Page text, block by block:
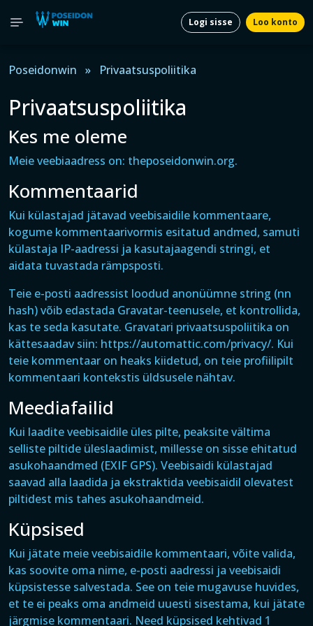
Logi sisse Loo konto
Poseidonwin » Privaatsuspoliitika
Privaatsuspoliitika
Kes me oleme
Meie veebiaadress on: theposeidonwin.org.
Kommentaarid
Kui külastajad jätavad veebisaidile kommentaare,
kogume kommentaarivormis esitatud andmed, samuti
külastaja IP-aadressi ja kasutajaagendi stringi, et
aidata tuvastada rämpsposti.
Teie e-posti aadressist loodud anonüümne string (nn
hash) võib edastada Gravatar-teenusele, et kontrollida,
kas te seda kasutate. Gravatari privaatsuspoliitika on
kättesaadav siin: https://automattic.com/privacy/. Kui
teie kommentaar on heaks kiidetud, on teie profiilipilt
kommentaari kontekstis üldsusele nähtav.
Meediafailid
Kui laadite veebisaidile üles pilte, peaksite vältima
selliste piltide üleslaadimist, millesse on sisse ehitatud
asukohaandmed (EXIF GPS). Veebisaidi külastajad
saavad alla laadida ja ekstraktida veebisaidil olevatest
piltidest mis tahes asukohaandmeid.
Küpsised
Kui jätate meie veebisaidile kommentaari, võite valida,
kas soovite oma nime, e-posti aadressi ja veebisaidi
küpsistesse salvestada. See on teie mugavuse huvides,
et te ei peaks oma andmeid uuesti sisestama, kui jätate
järgmise kommentaari. Need küpsised kehtivad 1